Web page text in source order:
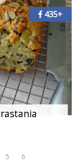
435+
5
6